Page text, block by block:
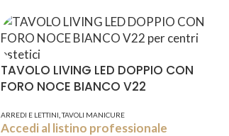
TAVOLO LIVING LED DOPPIO CON
FORO NOCE BIANCO V22
ARREDI E LETTINI TAVOLI MANICURE
Accedi al listino professionale